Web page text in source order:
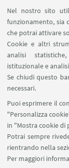
Nel nostro sito
funzionamento, sia
che potrai attivare
Cookie e altri
analisi
istituzionale e
Se chiudi questo
necessari.
Puoi esprimere il
"Personalizza
in "Mostra cookie di
Potrai sempre
rientrando nella
Per maggiori